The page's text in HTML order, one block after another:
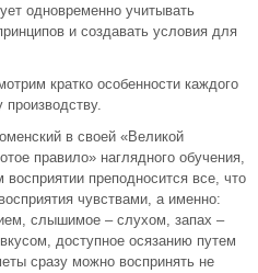
одновременно учитывать
и создавать условия для
кратко особенности каждого
производству.
в своей «Великой
правило» наглядного обучения,
преподносится все, что
чувствами, а именно:
слышимое – слухом, запах –
доступное осязанию путем
сразу можно воспринять не